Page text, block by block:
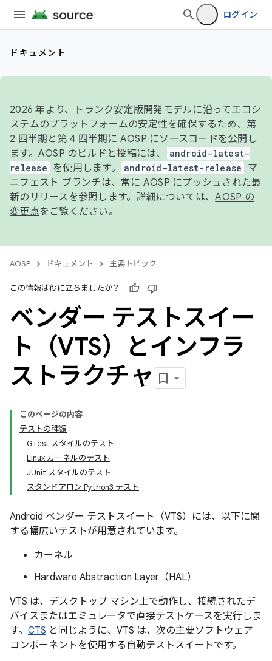
ログイン
ドキュメント
2026 年より、トランク安定版開発モデルに沿ってエコシ
ステムのプラットフォームの安定性を確保するため、第
2 四半期と第 4 四半期に AOSP にソースコードを公開し
ます。AOSP のビルドと投稿には、
android-latest-
release
を使用します。 android-latest-release
マ
ニフェスト ブランチは、常に AOSP にプッシュされた最
新のリリースを参照します。詳細については、AOSP の
変更点をご覧ください。
AOSP ドキュメント 主要トピック
この情報は役に立ちましたか？
ベンダー テストスイー
ト（VTS）とインフラ
ストラクチャ
このページの内容
テストの種類
GTest スタイルのテスト
Linux カーネルのテスト
JUnit スタイルのテスト
スタンドアロン Python3 テスト
Android ベンダー テストスイート（VTS）には、以下に関
する幅広いテストが用意されています。
カーネル
Hardware Abstraction Layer（HAL）
VTS は、デスクトップ マシン上で動作し、接続されたデ
バイスまたはエミュレータで直接テストケースを実行しま
す。 CTS と同じように、VTS は、次の主要ソフトウェア
コンポーネントを使用する自動テストスイートです。